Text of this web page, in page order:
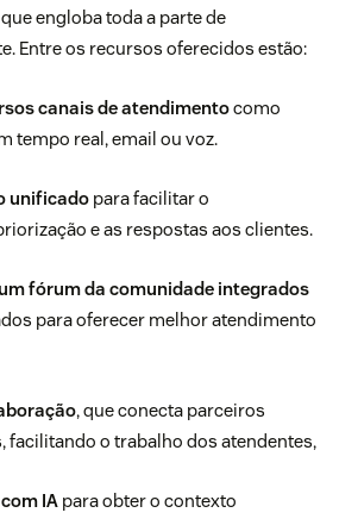
engloba toda a parte de
Entre os recursos oferecidos estão:
canais de atendimentocomo
tempo real, email ou voz.
unificado para facilitar o
e as respostas aos clientes.
fórum da comunidade integrados
para oferecer melhor atendimento
, que conecta parceiros
facilitando o trabalho dos atendentes,
IA para obter o contexto